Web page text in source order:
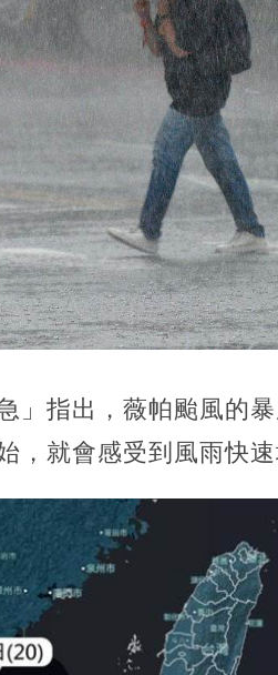
」指出，薇帕颱風的
，就會感受到風雨快速